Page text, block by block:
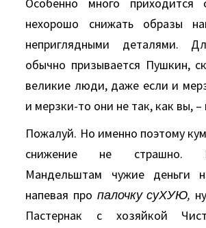
нехорошо снижать образы
неприглядными деталями.
обычно призывается Пушкин,
великие люди, даже если и
и мерзки-то они не так, как вы, –
Пожалуй. Но именно поэтому
снижение не страшно.
Мандельштам чужие деньги
напевая про палочку суХУЮ,
Пастернак с хозяйкой